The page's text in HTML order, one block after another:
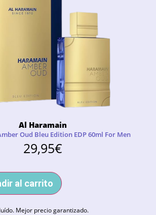
Al Haramain
Oud Bleu Edition EDP 60ml For Men
29,95€
al carrito
Mejor precio garantizado.